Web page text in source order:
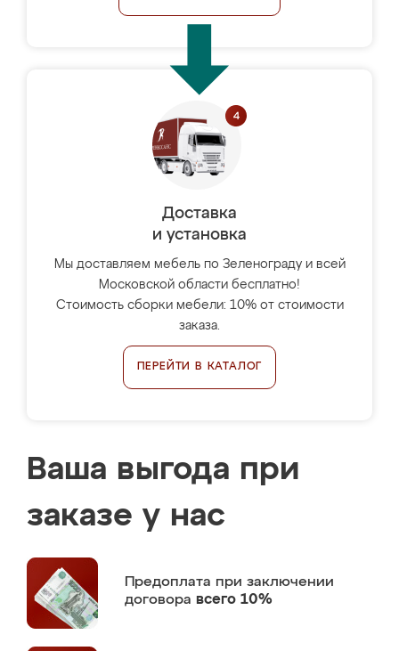
Доставка
и установка
Мы доставляем мебель по Зеленограду и всей
Московской области бесплатно!
Стоимость сборки мебели: 10% от стоимости
заказа.
ПЕРЕЙТИ В КАТАЛОГ
Ваша выгода при
заказе у нас
Предоплата при заключении
договора всего 10%